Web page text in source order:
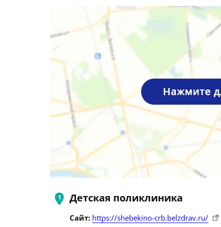
Детская поликлиника
Сайт: https://shebekino-crb.belzdrav.ru/